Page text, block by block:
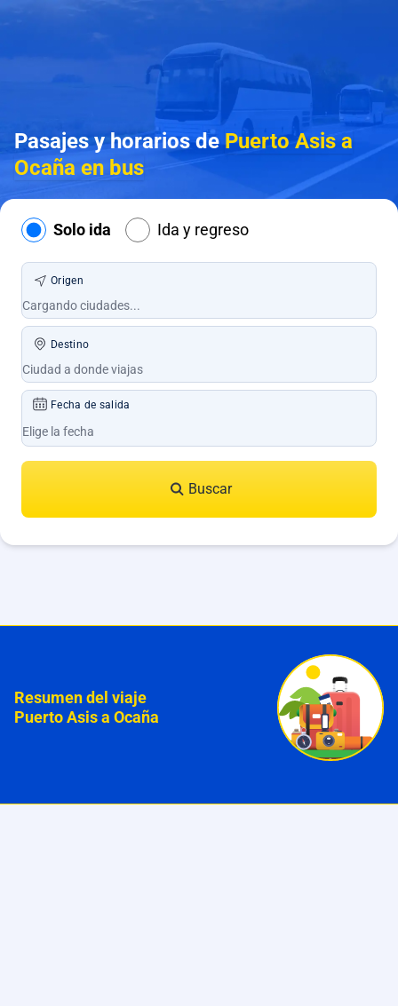
Pasajes y horarios dePuerto Asis a
Ocaña en bus
Solo ida Ida y regreso
Origen
Destino
Fecha de salida
Buscar
Resumen del viaje
Puerto Asis a Ocaña